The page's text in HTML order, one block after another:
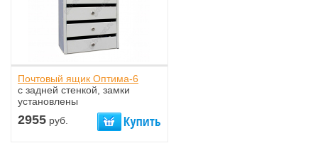
Почтовый ящик Оптима-6
с задней стенкой, замки
установлены
2955 руб.